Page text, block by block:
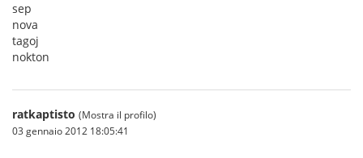
sep
nova
tagoj
nokton
ratkaptisto (Mostra il profilo)
03 gennaio 2012 18:05:41